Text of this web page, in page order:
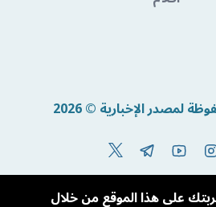
لمصدر الإخبارية © 2026
Powered By BandoraCMS
على هذا الموقع من خلال